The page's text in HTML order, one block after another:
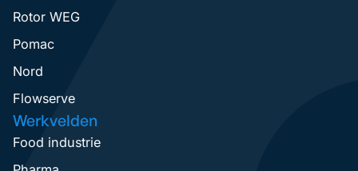
Rotor WEG
Pomac
Nord
Flowserve
Werkvelden
Food industrie